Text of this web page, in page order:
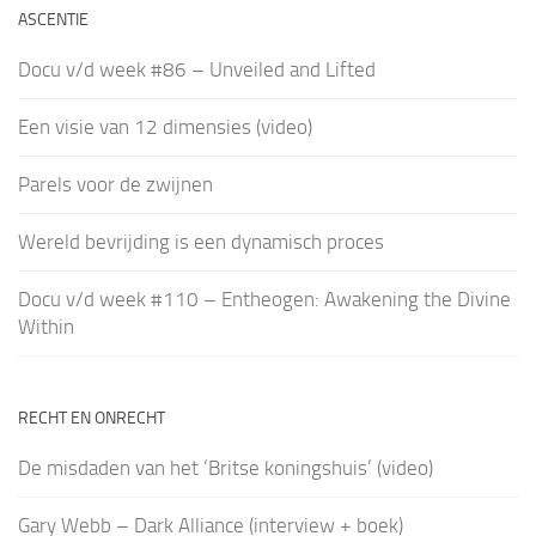
ASCENTIE
Docu v/d week #86 – Unveiled and Lifted
Een visie van 12 dimensies (video)
Parels voor de zwijnen
Wereld bevrijding is een dynamisch proces
Docu v/d week #110 – Entheogen: Awakening the Divine
Within
RECHT EN ONRECHT
De misdaden van het ‘Britse koningshuis’ (video)
Gary Webb – Dark Alliance (interview + boek)